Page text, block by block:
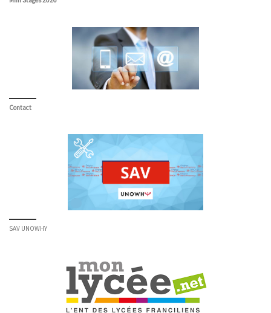
Contact
SAV UNOWHY